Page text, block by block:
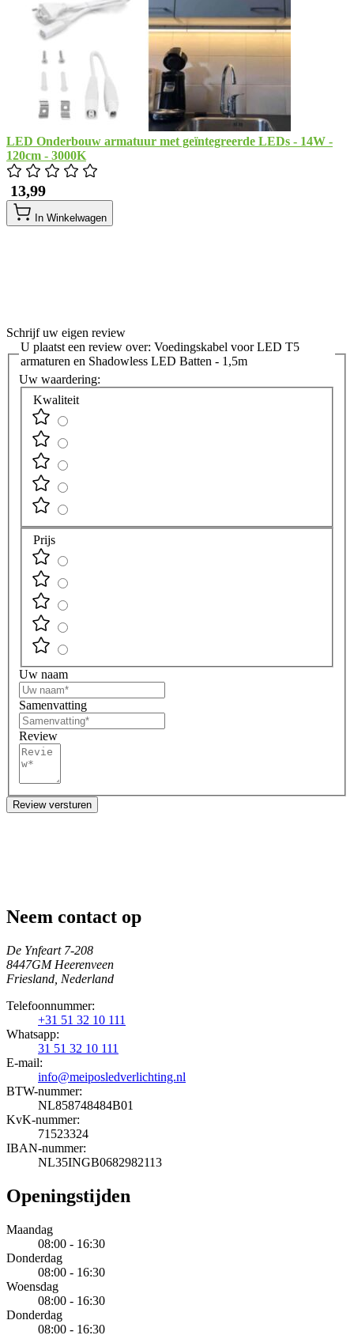
LED Onderbouw armatuur met geïntegreerde LEDs - 14W -
120cm - 3000K
​ 13,99
In Winkelwagen
Schrijf uw eigen review
U plaatst een review over: Voedingskabel voor LED T5
armaturen en Shadowless LED Batten - 1,5m
Uw waardering:
Kwaliteit
Prijs
Uw naam
Samenvatting
Review
Review versturen
Neem contact op
De Ynfeart 7-208
8447GM Heerenveen
Friesland, Nederland
Telefoonnummer:
+31 51 32 10 111
Whatsapp:
31 51 32 10 111
E-mail:
info@meiposledverlichting.nl
BTW-nummer:
NL858748484B01
KvK-nummer:
71523324
IBAN-nummer:
NL35INGB0682982113
Openingstijden
Maandag
08:00 - 16:30
Donderdag
08:00 - 16:30
Woensdag
08:00 - 16:30
Donderdag
08:00 - 16:30